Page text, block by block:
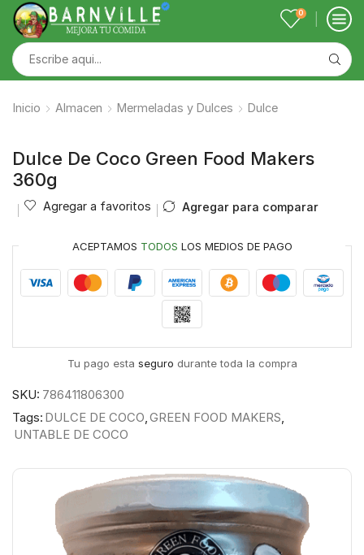
0
Inicio Almacen Mermeladas y Dulces Dulce
Dulce De Coco Green Food Makers
360g
Agregar a favoritos Agregar para comparar
ACEPTAMOS TODOS LOS MEDIOS DE PAGO
Tu pago esta seguro durante toda la compra
SKU: 786411806300
Tags: DULCE DE COCO,GREEN FOOD MAKERS,
UNTABLE DE COCO